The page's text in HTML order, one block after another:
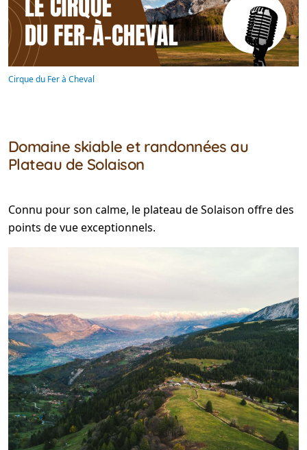
Cirque du Fer à Cheval
Domaine skiable et randonnées au
Plateau de Solaison
Connu pour son calme, le plateau de Solaison offre des
points de vue exceptionnels.